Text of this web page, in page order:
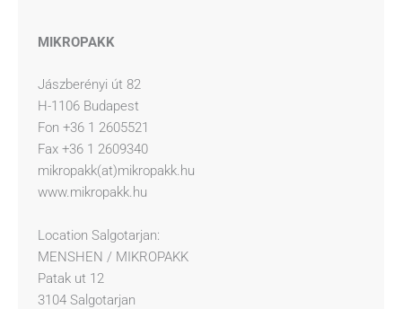
MIKROPAKK
Jászberényi út 82
H-1106 Budapest
Fon +36 1 2605521
Fax +36 1 2609340
mikropakk(at)mikropakk.hu
www.mikropakk.hu
Location Salgotarjan:
MENSHEN / MIKROPAKK
Patak ut 12
3104 Salgotarjan